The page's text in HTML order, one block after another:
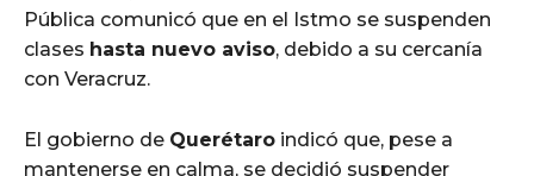
Pública comunicó que en el Istmo se suspenden
clases hasta nuevo aviso, debido a su cercanía
con Veracruz.
El gobierno de Querétaro indicó que, pese a
mantenerse en calma, se decidió suspender